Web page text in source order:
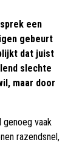
een
gebeurt
dat juist
slechte
maar door
genoeg vaak
razendsnel,